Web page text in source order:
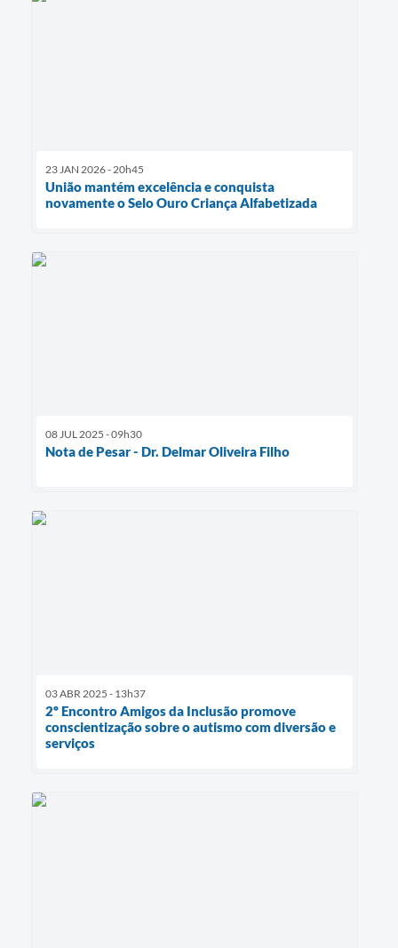
23 JAN 2026 - 20h45
União mantém excelência e conquista
novamente o Selo Ouro Criança Alfabetizada
08 JUL 2025 - 09h30
Nota de Pesar - Dr. Delmar Oliveira Filho
03 ABR 2025 - 13h37
2º Encontro Amigos da Inclusão promove
conscientização sobre o autismo com diversão e
serviços